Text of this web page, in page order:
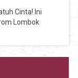
Cinta! Ini
Lombok